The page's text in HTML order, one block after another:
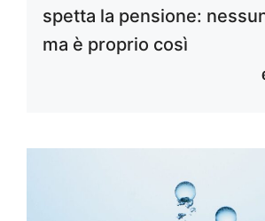
spetta la pensione:
ma è proprio così